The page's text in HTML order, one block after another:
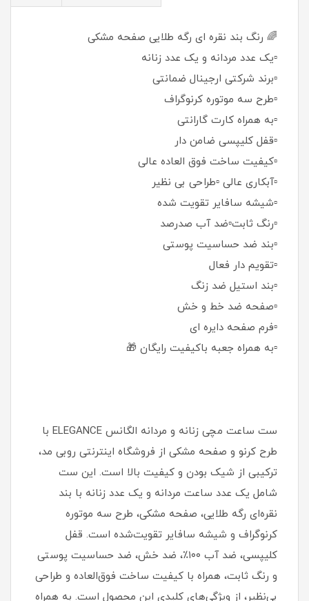
🌈 رنگ بند نقره ای رگه طلایی صفحه مشکی
▫️یک عدد مردانه و یک عدد زنانه
▫️برند شرکتی ارجینال ضمانتی
▫️طرح سه موتوره کرنوگراف
▫️به همراه کارت گارانتی
▫️قفل کلیپسی ضامن دار
▫️کیفیت ساخت فوق العاده عالی
▫️آبکاری عالی ▫️طراحی بی نظیر
▫️شیشه سافایر تقویت شده
▫️رنگ ثابت▫️ضد آب صدرصد
▫️بند ضد حساسیت پوستی
▫️تقویم دار فعال
▫️بند استیل ضد زنگ
▫️صفحه ضد خط و خش
▫️فرم صفحه دایره ای
▫️به همراه جعبه باکیفیت رایگان 🎁
ست ساعت مچی زنانه و مردانه الگانس ELEGANCE با
طرح کرنو و صفحه مشکی از فروشگاه اینترنتی روبی مد،
ترکیبی از شیک بودن و کیفیت بالا است. این ست
شامل یک عدد ساعت مردانه و یک عدد زنانه با بند
نقره‌ای رگه طلایی، صفحه مشکی، طرح سه موتوره
کرنوگراف و شیشه سافایر تقویت‌شده است. قفل
کلیپسی، ضد آب ۱۰۰٪، ضد خش، ضد حساسیت پوستی
و رنگ ثابت، همراه با کیفیت ساخت فوق‌العاده و طراحی
بی‌نظیر، از ویژگی‌های کلیدی این محصول است. به همراه